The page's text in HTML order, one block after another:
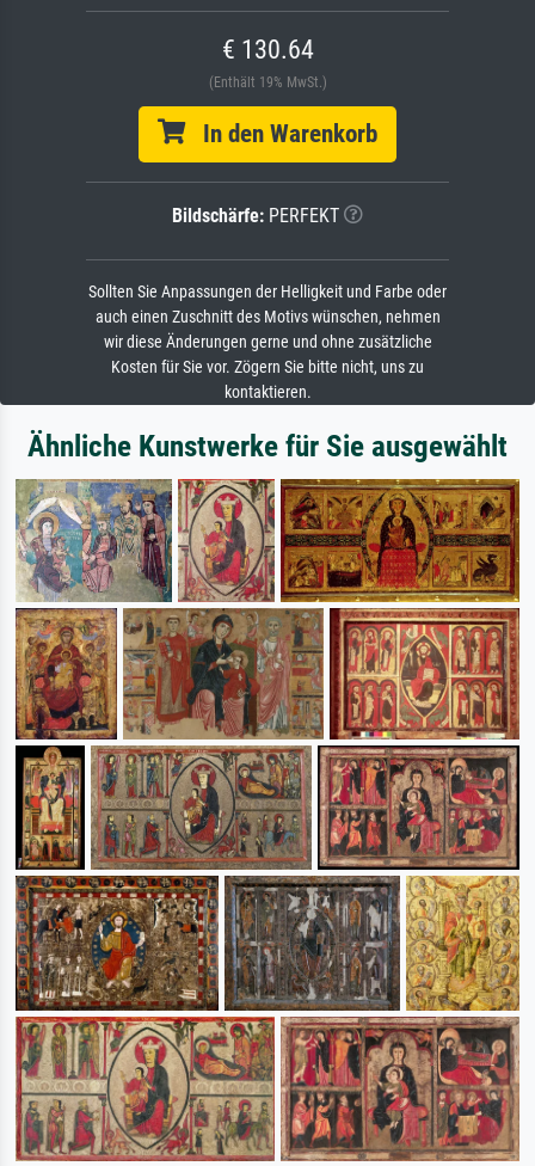
€ 130.64
(Enthält 19% MwSt.)
In den Warenkorb
Bildschärfe: PERFEKT
Sollten Sie Anpassungen der Helligkeit und Farbe oder
auch einen Zuschnitt des Motivs wünschen, nehmen
wir diese Änderungen gerne und ohne zusätzliche
Kosten für Sie vor. Zögern Sie bitte nicht, uns zu
kontaktieren.
Ähnliche Kunstwerke für Sie ausgewählt